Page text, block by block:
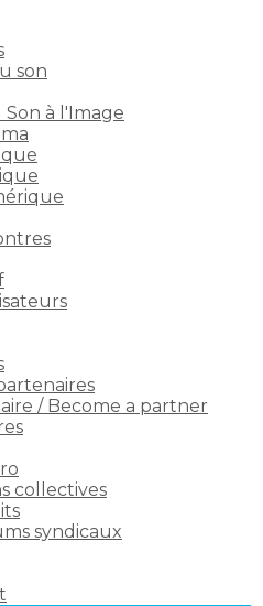
son
à l'Image
/ Become a partner
collectives
syndicaux